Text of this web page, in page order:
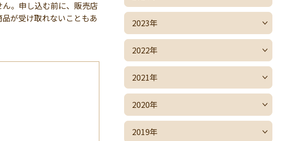
。申し込む前に、販売店
が受け取れないこともあ
2023年
2022年
2021年
2020年
2019年